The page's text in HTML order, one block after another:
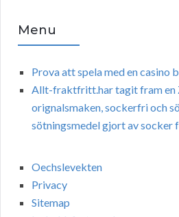
Menu
Prova att spela med en casino
Allt-fraktfritt.har tagit fram en
orignalsmaken, sockerfri och
sötningsmedel gjort av socker
Oechslevekten
Privacy
Sitemap